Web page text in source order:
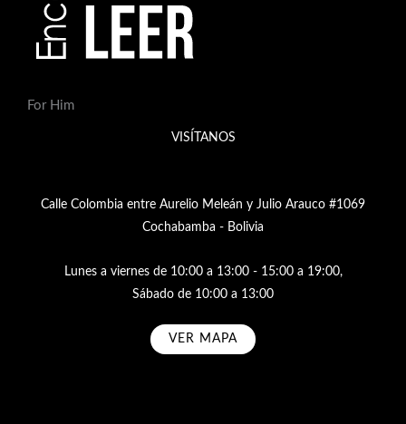
For Him
VISÍTANOS
Calle Colombia entre Aurelio Meleán y Julio Arauco #1069
Cochabamba - Bolivia
Lunes a viernes de 10:00 a 13:00 - 15:00 a 19:00,
Sábado de 10:00 a 13:00
VER MAPA